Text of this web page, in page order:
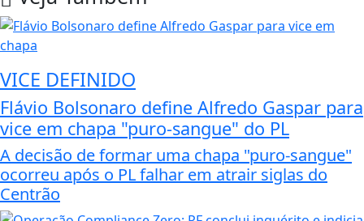
VICE DEFINIDO
Flávio Bolsonaro define Alfredo Gaspar para
vice em chapa "puro-sangue" do PL
A decisão de formar uma chapa "puro-sangue"
ocorreu após o PL falhar em atrair siglas do
Centrão